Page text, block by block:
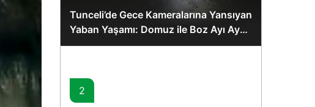
Tunceli’de Gece Kameralarına Yansıyan
Yaban Yaşamı: Domuz ile Boz Ayı Aynı
Karede
2